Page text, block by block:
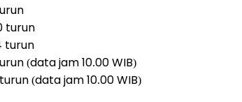
turun
turun
(data jam 10.00 WIB)
(data jam 10.00 WIB)